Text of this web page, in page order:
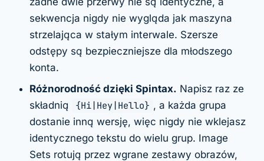
sekwencja nigdy nie wygląda jak maszyna
strzelająca w stałym interwale. Szersze
odstępy są bezpieczniejsze dla młodszego
konta.
Różnorodność dzięki Spintax. Napisz raz ze
składnią
{Hi|Hey|Hello} , a każda grupa
dostanie inną wersję, więc nigdy nie wklejasz
identycznego tekstu do wielu grup. Image
Sets rotują przez wgrane zestawy obrazów,